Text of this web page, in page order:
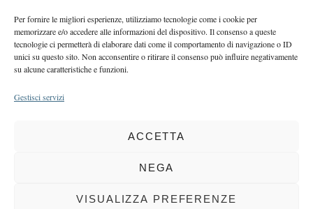
Per fornire le migliori esperienze, utilizziamo tecnologie come i cookie per
memorizzare e/o accedere alle informazioni del dispositivo. Il consenso a queste
tecnologie ci permetterà di elaborare dati come il comportamento di navigazione o ID
unici su questo sito. Non acconsentire o ritirare il consenso può influire negativamente
su alcune caratteristiche e funzioni.
Gestisci servizi
ACCETTA
NEGA
VISUALIZZA PREFERENZE
Crescere restando riconoscibili
EDITORIALE PRESIDENTE
Costruire futuro insieme
COPYRIGHT 2025 LA VOCE |PRIVACY
BCC DI BUSTO GAROLFO E BUGUGGIATE